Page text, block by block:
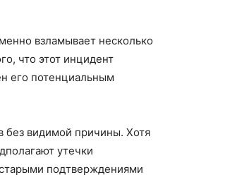
взламывает несколько
что этот инцидент
его потенциальным
без видимой причины. Хотя
утечки
подтверждениями